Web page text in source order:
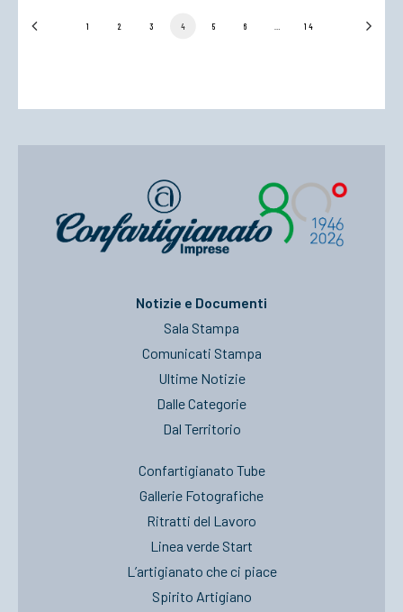
1 2 3 4 5 6 14
Notizie e Documenti
Sala Stampa
Comunicati Stampa
Ultime Notizie
Dalle Categorie
Dal Territorio
Confartigianato Tube
Gallerie Fotografiche
Ritratti del Lavoro
Linea verde Start
L’artigianato che ci piace
Spirito Artigiano